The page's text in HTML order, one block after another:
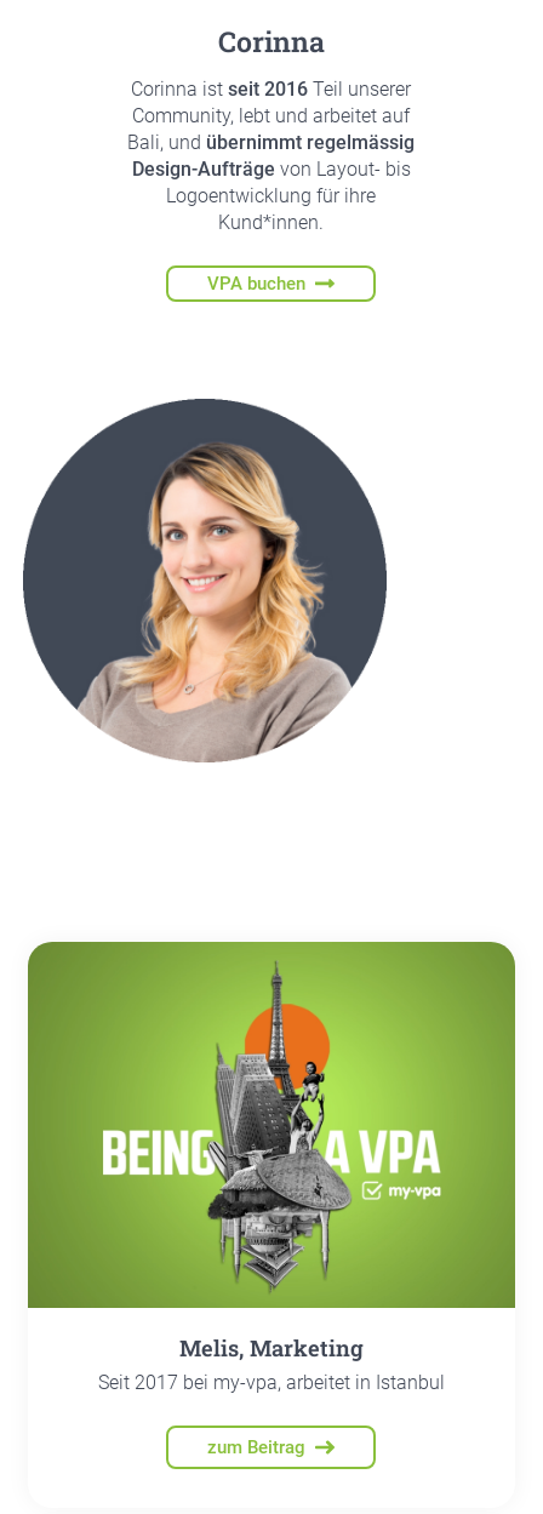
Corin­na
Corin­na istseit 2016 Teil unse­rer
Com­mu­ni­ty, lebt und arbei­tet auf
Bali, und über­nimmt regel­mäs­sig
Design-Auf­trä­ge von Lay­out- bis
Logo­ent­wick­lung für ihre
Kund*innen.
VPA buchen
Melis, Mar­ke­ting
Seit 2017 bei my-vpa, arbeitet in Istanbul
zum Beitrag